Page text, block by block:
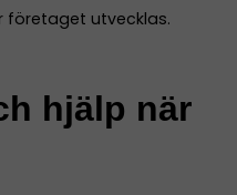
företaget utvecklas.
hjälp när